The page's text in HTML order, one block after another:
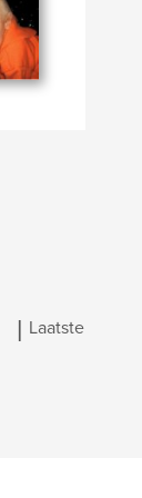
| Laatste